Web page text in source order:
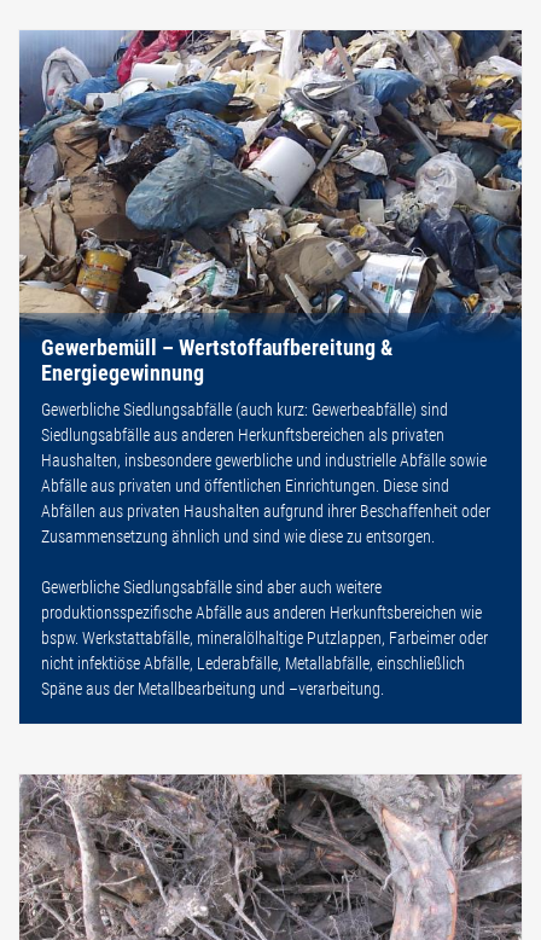
Gewerbemüll – Wertstoffaufbereitung &
Energiegewinnung
Gewerbliche Siedlungsabfälle (auch kurz: Gewerbeabfälle) sind
Siedlungsabfälle aus anderen Herkunftsbereichen als privaten
Haushalten, insbesondere gewerbliche und industrielle Abfälle sowie
Abfälle aus privaten und öffentlichen Einrichtungen. Diese sind
Abfällen aus privaten Haushalten aufgrund ihrer Beschaffenheit oder
Zusammensetzung ähnlich und sind wie diese zu entsorgen.
Gewerbliche Siedlungsabfälle sind aber auch weitere
produktionsspezifische Abfälle aus anderen Herkunftsbereichen wie
bspw. Werkstattabfälle, mineralölhaltige Putzlappen, Farbeimer oder
nicht infektiöse Abfälle, Lederabfälle, Metallabfälle, einschließlich
Späne aus der Metallbearbeitung und –verarbeitung.